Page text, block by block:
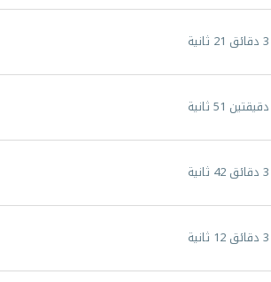
دقيقتين 51 ثانية